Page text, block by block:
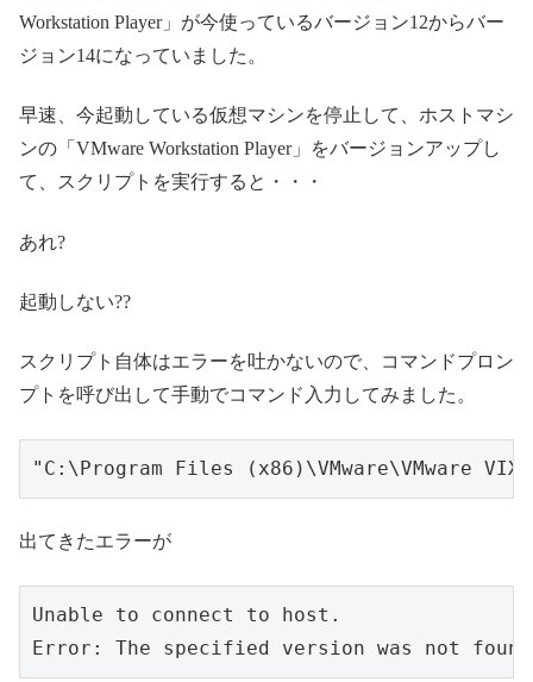
Workstation Player」が今使っているバージョン12からバー
ジョン14になっていました。
早速、今起動している仮想マシンを停止して、ホストマシ
ンの「VMware Workstation Player」をバージョンアップし
て、スクリプトを実行すると・・・
あれ?
起動しない??
スクリプト自体はエラーを吐かないので、コマンドプロン
プトを呼び出して手動でコマンド入力してみました。
"C:\Program Files (x86)\VMware\VMware
出てきたエラーが
Unable to connect to host.
Error: The specified version was not found